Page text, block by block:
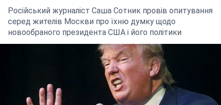
Російський журналіст Саша Сотник провів опитування
серед жителів Москви про їхню думку щодо
новообраного президента США і його політики